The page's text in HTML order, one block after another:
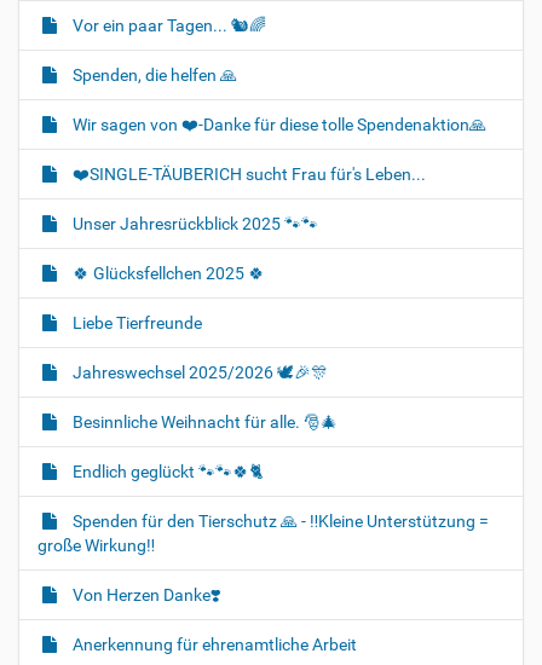
Vor ein paar Tagen... 🐿🌈
Spenden, die helfen 🙏
Wir sagen von ❤️-Danke für diese tolle Spendenaktion🙏
❤️SINGLE-TÄUBERICH sucht Frau für's Leben...
Unser Jahresrückblick 2025 🐾🐾
🍀 Glücksfellchen 2025 🍀
Liebe Tierfreunde
Jahreswechsel 2025/2026 🕊🎉🎊
Besinnliche Weihnacht für alle. 🎅🎄
Endlich geglückt 🐾🐾🍀🐈‍
Spenden für den Tierschutz 🙏 - ‼️Kleine Unterstützung =
große Wirkung‼️
Von Herzen Danke❣️
Anerkennung für ehrenamtliche Arbeit